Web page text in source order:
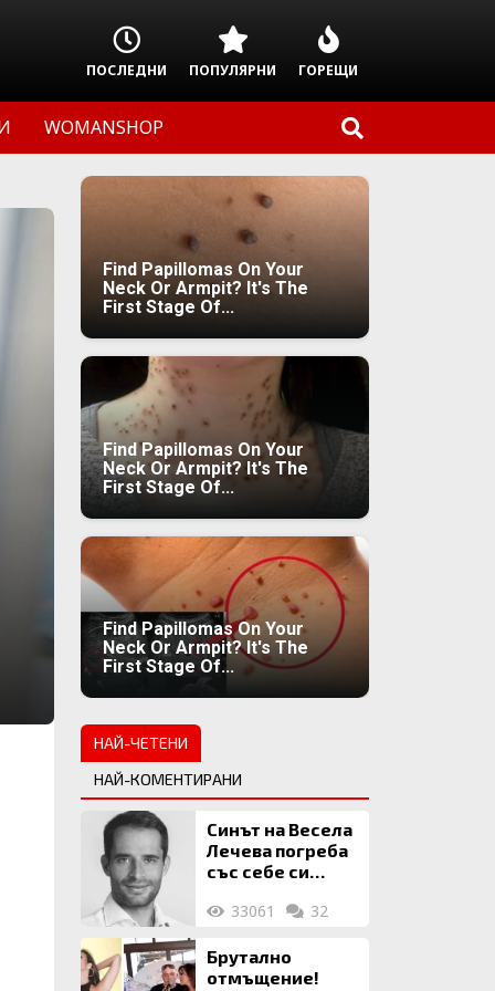
ПОСЛЕДНИ ПОПУЛЯРНИ ГОРЕЩИ
WOMANSHOP
Find Papillomas On Your
Neck Or Armpit? It's The
First Stage Of...
Find Papillomas On Your
Neck Or Armpit? It's The
First Stage Of...
Find Papillomas On Your
Neck Or Armpit? It's The
First Stage Of...
НАЙ-ЧЕТЕНИ
НАЙ-КОМЕНТИРАНИ
Синът на Весела
Лечева погреба
със себе си
млн. евро
33061 32
Брутално
отмъщение!